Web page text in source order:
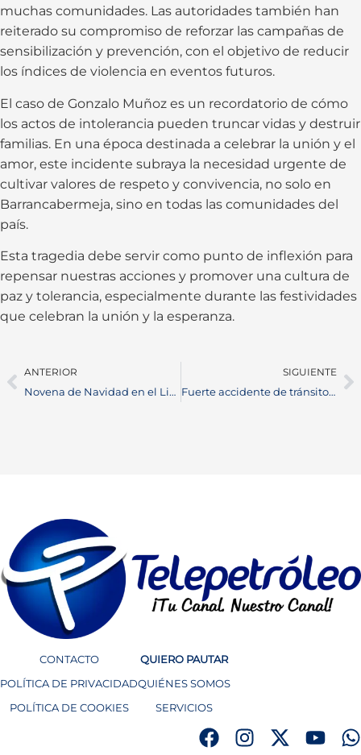
muchas comunidades. Las autoridades también han
reiterado su compromiso de reforzar las campañas de
sensibilización y prevención, con el objetivo de reducir
los índices de violencia en eventos futuros.
El caso de Gonzalo Muñoz es un recordatorio de cómo
los actos de intolerancia pueden truncar vidas y destruir
familias. En una época destinada a celebrar la unión y el
amor, este incidente subraya la necesidad urgente de
cultivar valores de respeto y convivencia, no solo en
Barrancabermeja, sino en todas las comunidades del
país.
Esta tragedia debe servir como punto de inflexión para
repensar nuestras acciones y promover una cultura de
paz y tolerancia, especialmente durante las festividades
que celebran la unión y la esperanza.
ANTERIOR
Novena de Navidad en el Liceo Bilingüe Rodolfo R. Llinás: Una Tradición de Unión y Solidaridad
SIGUIENTE
Fuerte accidente de tránsito en el intercambiador vial deja varios heridos
CONTACTO
POLÍTICA DE PRIVACIDAD
POLÍTICA DE COOKIES
QUIERO PAUTAR
QUIÉNES SOMOS
SERVICIOS